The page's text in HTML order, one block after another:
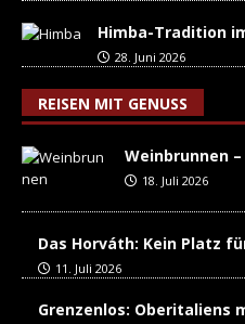
Himba-Tradition
28. Juni 2026
REISEN MIT GENUSS
Weinbrunnen
18. Juli 2026
Das Horváth: Kein Platz
11. Juli 2026
Grenzenlos: Oberitaliens